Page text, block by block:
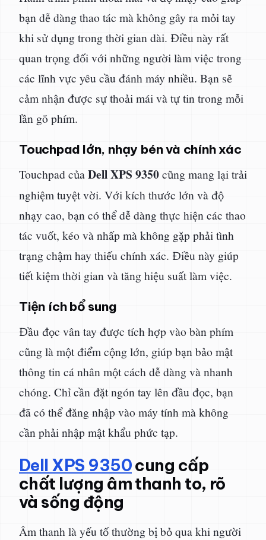
bạn dễ dàng thao tác mà không gây ra mỏi tay
khi sử dụng trong thời gian dài. Điều này rất
quan trọng đối với những người làm việc trong
các lĩnh vực yêu cầu đánh máy nhiều. Bạn sẽ
cảm nhận được sự thoải mái và tự tin trong mỗi
lần gõ phím.
Touchpad lớn, nhạy bén và chính xác
Touchpad củaDell XPS 9350cũng mang lại trải
nghiệm tuyệt vời. Với kích thước lớn và độ
nhạy cao, bạn có thể dễ dàng thực hiện các thao
tác vuốt, kéo và nhấp mà không gặp phải tình
trạng chậm hay thiếu chính xác. Điều này giúp
tiết kiệm thời gian và tăng hiệu suất làm việc.
Tiện ích bổ sung
Đầu đọc vân tay được tích hợp vào bàn phím
cũng là một điểm cộng lớn, giúp bạn bảo mật
thông tin cá nhân một cách dễ dàng và nhanh
chóng. Chỉ cần đặt ngón tay lên đầu đọc, bạn
đã có thể đăng nhập vào máy tính mà không
cần phải nhập mật khẩu phức tạp.
Dell XPS 9350cung cấp
chất lượng âm thanh to, rõ
và sống động
Âm thanh là yếu tố thường bị bỏ qua khi người